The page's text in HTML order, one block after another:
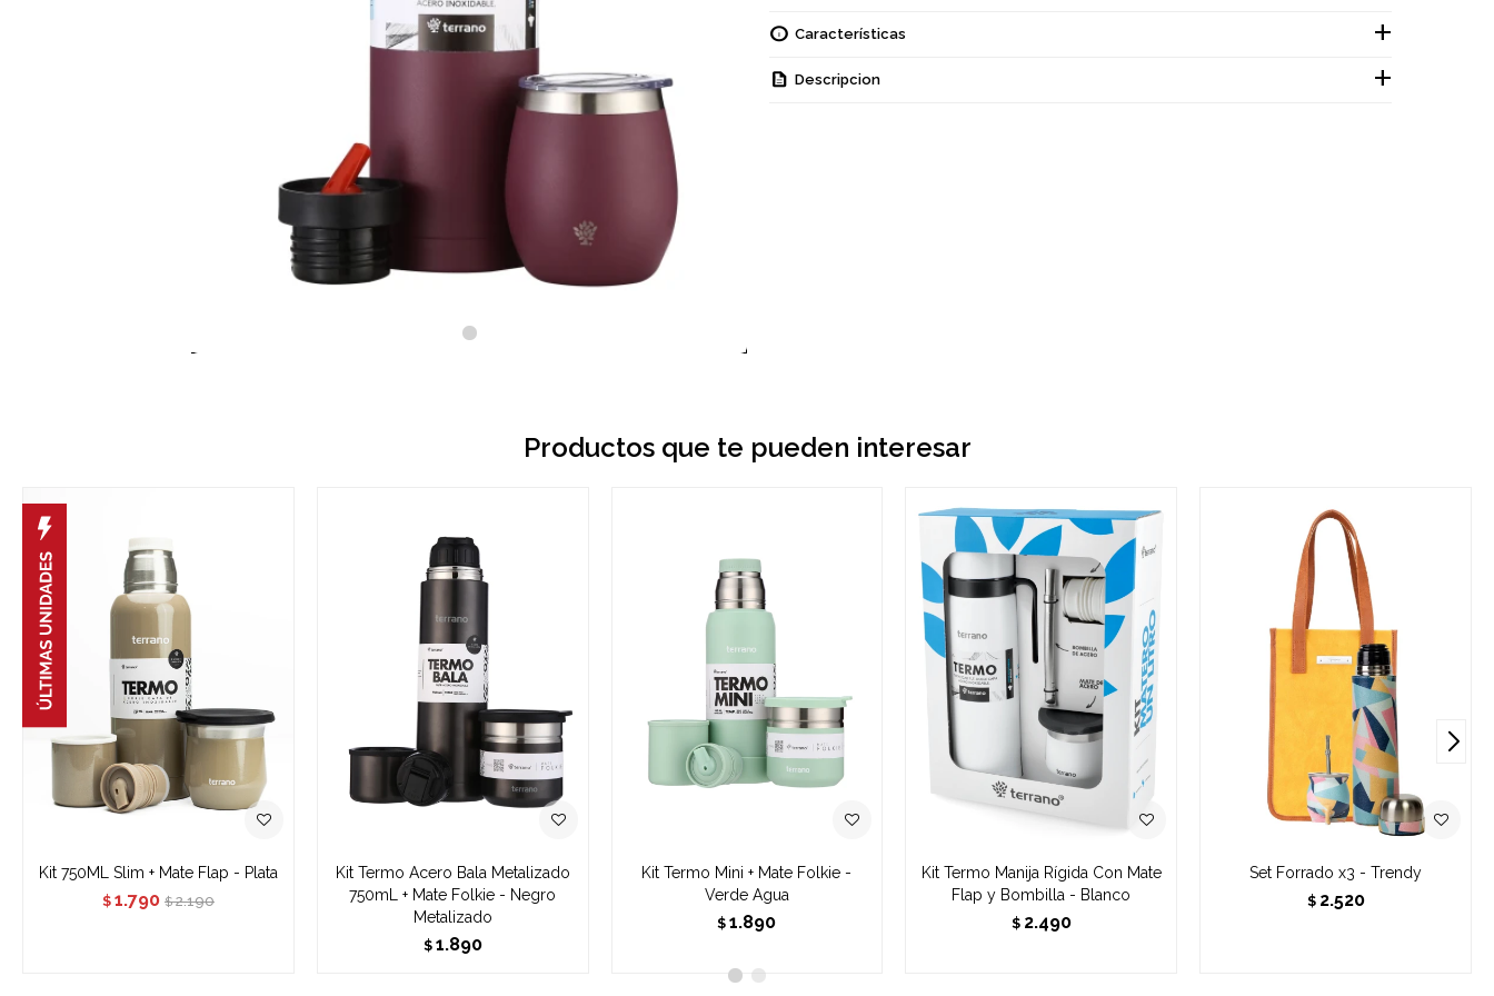
Características
Descripcion
Productos que te pueden interesar
Kit 750ML Slim + Mate Flap - Plata
$ 1.790 $ 2.190
Kit Termo Acero Bala Metalizado
750mL + Mate Folkie - Negro
Metalizado
$ 1.890
Kit Termo Mini + Mate Folkie -
Verde Agua
$ 1.890
Kit Termo Manija Rígida Con Mate
Flap y Bombilla - Blanco
$ 2.490
Set Forrado x3 - Trendy
$ 2.520